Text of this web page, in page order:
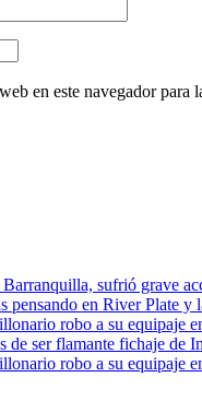
en este navegador para
sufrió grave
pensando en River Plate
robo a su equipaje
de ser flamante fichaje
robo a su equipaje